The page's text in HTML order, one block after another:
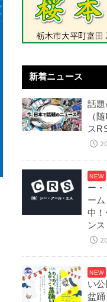
新着ニュース
話題
（
ス
ー
ー
中
ンス
い
盆踊